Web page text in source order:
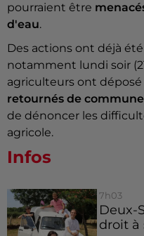
pourraient être
d'eau.
Des actions ont déjà
notamment lundi soir
agriculteurs ont déposé
retournés de
de dénoncer les
agricole.
Infos
7h03
Deux-
droit à